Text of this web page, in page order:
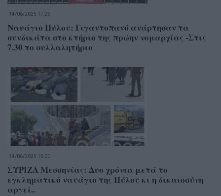
14/06/2025 17:25
Ναυάγιο Πύλου: Γιγαντοπανό ανάρτησαν τα
συνδικάτα στο κτήριο της πρώην νομαρχίας -Στις
7.30 το συλλαλητήριο
14/06/2025 15:00
ΣΥΡΙΖΑ Μεσσηνίας: Δυο χρόνια μετά το
εγκληματικό ναυάγιο της Πύλου κι η δικαιοσύνη
αργεί..